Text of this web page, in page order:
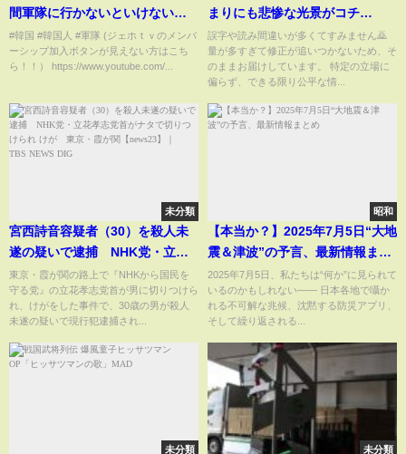
間軍隊に行かないといけないで
す、予備軍に行く韓国人男性の1
日
#韓国 #韓国人 #軍隊 (ジェホｔｖのメンバ
ーシップ加入ボタンが見えない方はこち
ら！！） https://www.youtube.com/...
まりにも悲惨な光景がコチ
ラ、、、
誤字や読み間違いが多くてすみません🙇
量が多すぎて修正が追いつかないため、そ
のままお届けしています。 特定の立場に
偏らず、できる限り公平な情...
未分類
宮西詩音容疑者（30）を殺人未
遂の疑いで逮捕 NHK党・立花
孝志党首がナタで切りつけら
れ けが 東京・霞が関
【news23】｜TBS NEWS DIG
東京・霞が関の路上で『NHKから国民を
守る党』の立花孝志党首が男に切りつけら
れ、けがをした事件で、30歳の男が殺人
未遂の疑いで現行犯逮捕され...
昭和
【本当か？】2025年7月5日“大地
震＆津波”の予言、最新情報まと
め
2025年7月5日、私たちは“何か”に見られて
いるのかもしれない―― 日本各地で囁か
れる不可解な兆候、沈黙する防災アプリ、
そして繰り返される...
未分類 未分類